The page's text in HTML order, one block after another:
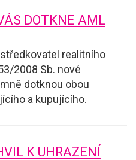
DOTKNE AML
realitního
2008 Sb. nové
dotknou obou
a kupujícího.
K UHRAZENÍ